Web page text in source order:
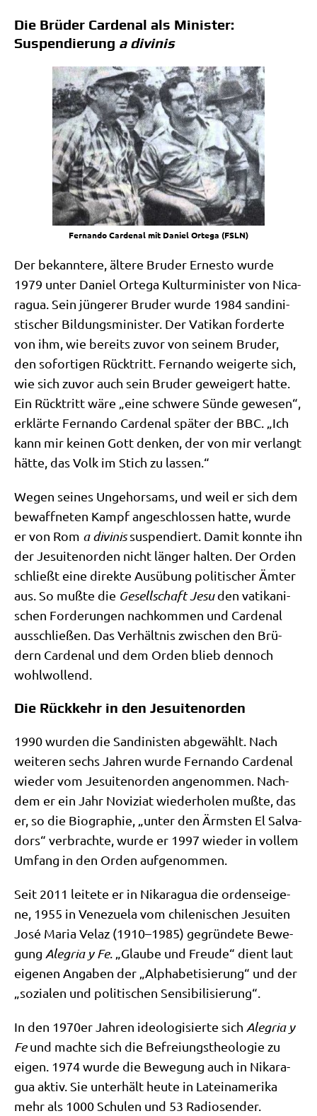
Die Brüder Cardenal als Minister:
Suspendierung a divinis
Fer­nan­do Car­denal mit Dani­el Orte­ga (FSLN)
Der bekann­te­re, älte­re Bru­der Erne­sto wur­de
1979 unter Dani­el Orte­ga Kul­tur­mi­ni­ster von Nica­
ra­gua. Sein jün­ge­rer Bru­der wur­de 1984 san­di­ni­
sti­scher Bil­dungs­mi­ni­ster. Der Vati­kan for­der­te
von ihm, wie bereits zuvor von sei­nem Bru­der,
den sofor­ti­gen Rück­tritt. Fer­nan­do wei­ger­te sich,
wie sich zuvor auch sein Bru­der gewei­gert hat­te.
Ein Rück­tritt wäre „eine schwe­re Sün­de gewe­sen“,
erklär­te Fer­nan­do Car­denal spä­ter der BBC. „Ich
kann mir kei­nen Gott den­ken, der von mir ver­langt
hät­te, das Volk im Stich zu lassen.“
Wegen sei­nes Unge­hor­sams, und weil er sich dem
bewaff­ne­ten Kampf ange­schlos­sen hat­te, wur­de
er von Rom a divi­nissus­pen­diert. Damit konn­te ihn
der Jesui­ten­or­den nicht län­ger hal­ten. Der Orden
schließt eine direk­te Aus­übung poli­ti­scher Ämter
aus. So muß­te die Gesell­schaft Jesuden vati­ka­ni­
schen For­de­run­gen nach­kom­men und Car­denal
aus­schlie­ßen. Das Ver­hält­nis zwi­schen den Brü­
dern Car­denal und dem Orden blieb den­noch
wohlwollend.
Die Rückkehr in den Jesuitenorden
1990 wur­den die San­di­ni­sten abge­wählt. Nach
wei­te­ren sechs Jah­ren wur­de Fer­nan­do Car­denal
wie­der vom Jesui­ten­or­den ange­nom­men. Nach­
dem er ein Jahr Novi­zi­at wie­der­ho­len muß­te, das
er, so die Bio­gra­phie, „unter den Ärm­sten El Sal­va­
dors“ ver­brach­te, wur­de er 1997 wie­der in vol­lem
Umfang in den Orden aufgenommen.
Seit 2011 lei­te­te er in Nika­ra­gua die ordens­ei­ge­
ne, 1955 in Vene­zue­la vom chi­le­ni­schen Jesui­ten
José Maria Velaz (1910–1985) gegrün­de­te Bewe­
gung Ale­gria y Fe. „Glau­be und Freu­de“ dient laut
eige­nen Anga­ben der „Alpha­be­ti­sie­rung“ und der
„sozia­len und poli­ti­schen Sensibilisierung“.
In den 1970er Jah­ren ideo­lo­gi­sier­te sich Ale­gria y
Feund mach­te sich die Befrei­ungs­theo­lo­gie zu
eigen. 1974 wur­de die Bewe­gung auch in Nika­ra­
gua aktiv. Sie unter­hält heu­te in Latein­ame­ri­ka
mehr als 1000 Schu­len und 53 Radiosender.